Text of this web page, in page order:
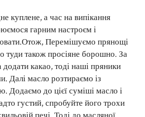
куплене, а час на випікання
гарним настроєм і
Перемішуємо прянощі
туди також просіяне борошно. За
какао, тоді наші пряники
Далі масло розтираємо із
Додаємо до цієї суміші масло і
густий, спробуйте його трохи